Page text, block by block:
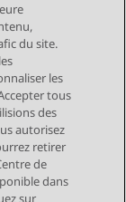
suivant
du site.
les
tous
des
autorisez
retirer
de
dans
sur